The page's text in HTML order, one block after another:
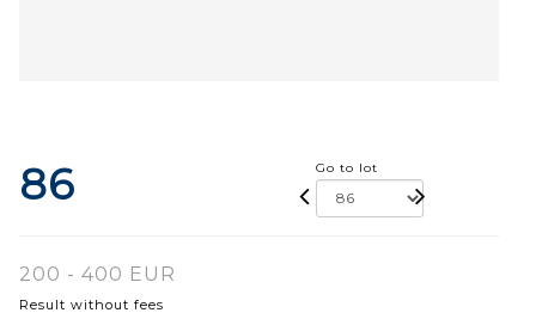
86 Go to lot
200 - 400 EUR
Result without fees